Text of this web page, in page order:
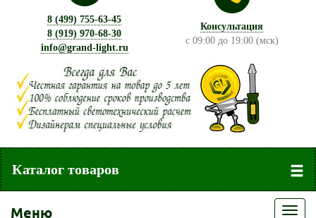
8 (499) 755-63-45
8 (919) 970-68-30
info@grand-light.ru
Консультация
с 09:00 до 19:00 (мск)
Каталог товаров
Меню